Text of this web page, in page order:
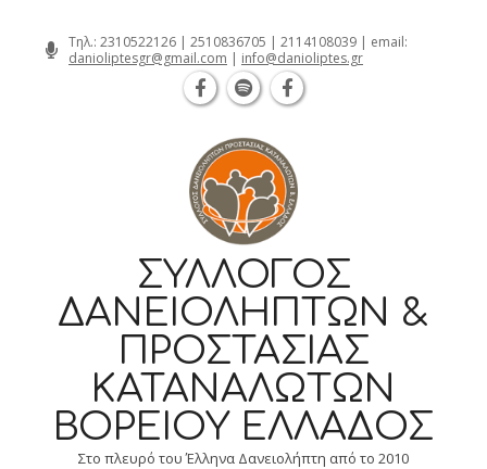
Τηλ.: 2310522126 | 2510836705 | 2114108039 | email:
danioliptesgr@gmail.com | info@danioliptes.gr
ΣΎΛΛΟΓΟΣ
ΔΑΝΕΙΟΛΗΠΤΏΝ &
ΠΡΟΣΤΑΣΊΑΣ
ΚΑΤΑΝΑΛΩΤΏΝ
ΒΟΡΕΊΟΥ ΕΛΛΆΔΟΣ
Στο πλευρό του Έλληνα Δανειολήπτη από το 2010